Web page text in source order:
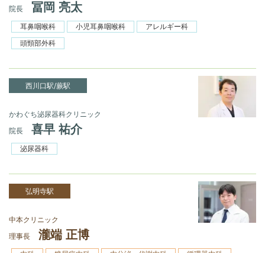
院長
冨岡 亮太
耳鼻咽喉科 小児耳鼻咽喉科
アレルギー科
頭頸部外科
西川口駅/蕨駅
かわぐち泌尿器科クリニック
院長
喜早 祐介
泌尿器科
弘明寺駅
中本クリニック
理事長
瀧端 正博